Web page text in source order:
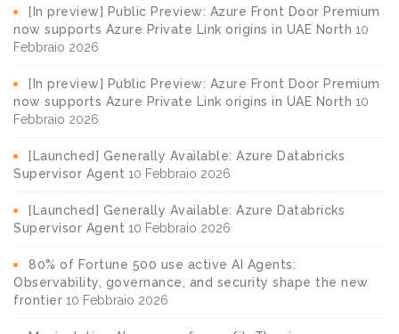
[In preview] Public Preview: Azure Front Door Premium
now supports Azure Private Link origins in UAE North 10
Febbraio 2026
[In preview] Public Preview: Azure Front Door Premium
now supports Azure Private Link origins in UAE North 10
Febbraio 2026
[Launched] Generally Available: Azure Databricks
Supervisor Agent 10 Febbraio 2026
[Launched] Generally Available: Azure Databricks
Supervisor Agent 10 Febbraio 2026
80% of Fortune 500 use active AI Agents:
Observability, governance, and security shape the new
frontier 10 Febbraio 2026